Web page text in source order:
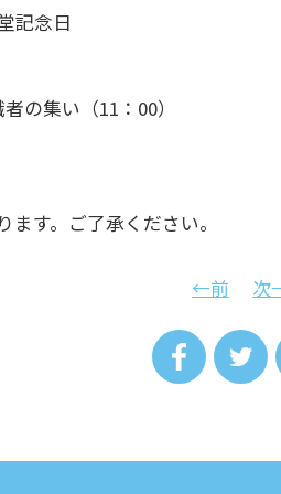
念日
の集い（11：00）
す。ご了承ください。
←前